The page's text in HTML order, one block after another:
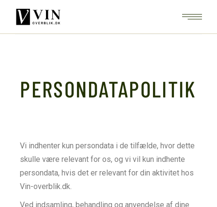
PERSONDATAPOLITIK
Vi indhenter kun persondata i de tilfælde, hvor dette
skulle være relevant for os, og vi vil kun indhente
persondata, hvis det er relevant for din aktivitet hos
Vin-overblik.dk.
Ved indsamling, behandling og anvendelse af dine